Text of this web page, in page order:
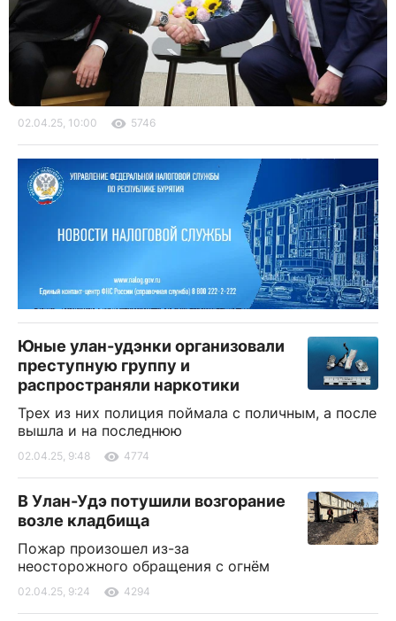
02.04.25, 10:00 5746
Юные улан-удэнки организовали
преступную группу и
распространяли наркотики
Трех из них полиция поймала с поличным, а после
вышла и на последнюю
02.04.25, 9:48 4774
В Улан-Удэ потушили возгорание
возле кладбища
Пожар произошел из-за
неосторожного обращения с огнём
02.04.25, 9:24 4294